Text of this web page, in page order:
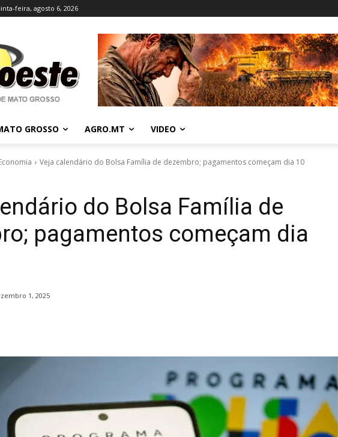
feira, agosto 6, 2026
GROSSO AGRO.MT VIDEO
Veja calendário do Bolsa Família de dezembro; pagamentos começam dia 10
do Bolsa Família de
pagamentos começam dia
1, 2025